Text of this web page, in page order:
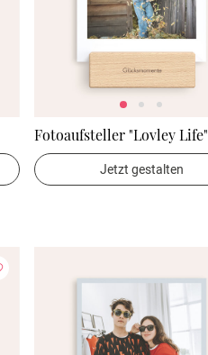
Fotoaufsteller "Lovley Life"
Jetzt gestalten